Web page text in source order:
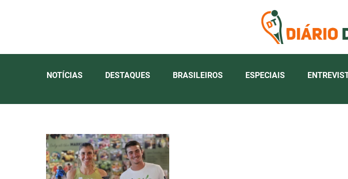
NOTÍCIAS DESTAQUES BRASILEIROS ESPECIAIS